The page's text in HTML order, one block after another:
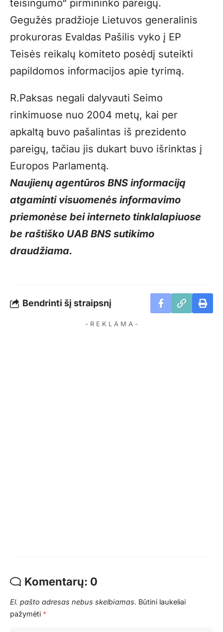
teisingumo“ pirmininko pareigų.
Gegužės pradžioje Lietuvos generalinis
prokuroras Evaldas Pašilis vyko į EP
Teisės reikalų komiteto posėdį suteikti
papildomos informacijos apie tyrimą.
R.Paksas negali dalyvauti Seimo
rinkimuose nuo 2004 metų, kai per
apkaltą buvo pašalintas iš prezidento
pareigų, tačiau jis dukart buvo išrinktas į
Europos Parlamentą.
Naujienų agentūros BNS informaciją
atgaminti visuomenės informavimo
priemonėse bei interneto tinklalapiuose
be raštiško UAB BNS sutikimo
draudžiama.
Bendrinti šį straipsnį
- R E K L A M A -
Komentarų: 0
El. pašto adresas nebus skelbiamas. Būtini laukeliai
pažymėti *